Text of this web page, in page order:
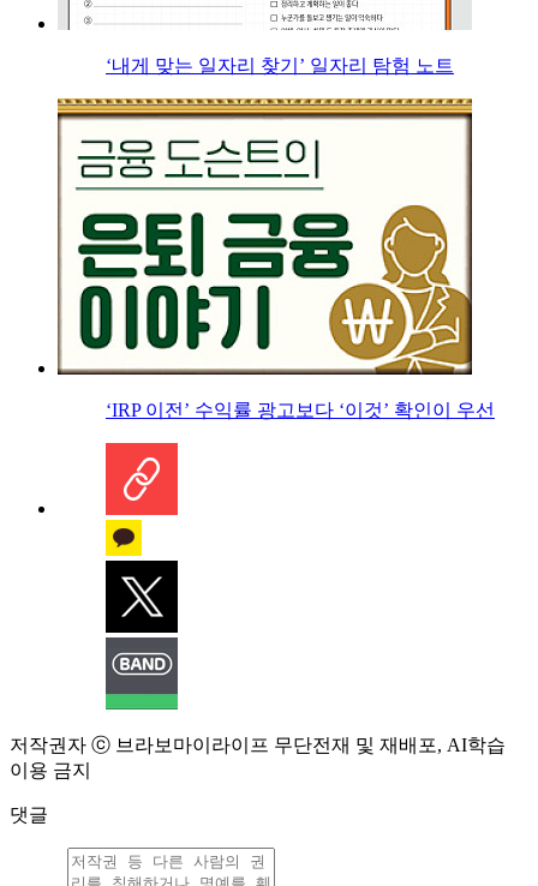
‘내게 맞는 일자리 찾기’ 일자리 탐험 노트
‘IRP 이전’ 수익률 광고보다 ‘이것’ 확인이 우선
저작권자 ⓒ 브라보마이라이프 무단전재 및 재배포, AI학습
이용 금지
댓글